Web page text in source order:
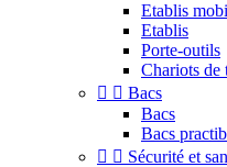
Etablis
Etablis
Porte-outils
Chariots de
  Bacs
Bacs
Bacs
  Sécurité et